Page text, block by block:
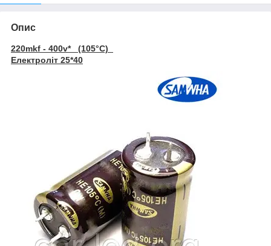
Опис
220mkf - 400v* (105°C)
Електроліт 25*40